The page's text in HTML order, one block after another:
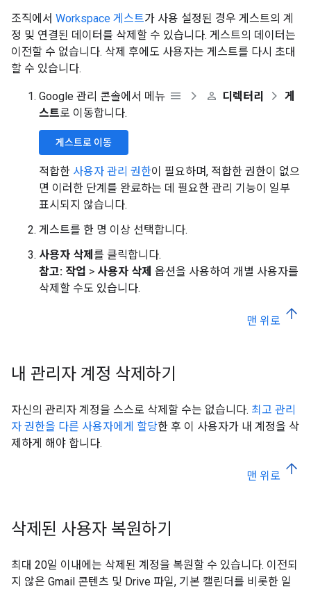
조직에서 Workspace 게스트가 사용 설정된 경우 게스트의 계
정 및 연결된 데이터를 삭제할 수 있습니다. 게스트의 데이터는
이전할 수 없습니다. 삭제 후에도 사용자는 게스트를 다시 초대
할 수 있습니다.
Google 관리 콘솔에서 메뉴 디렉터리
게
스트로 이동합니다.
게스트로 이동
적합한 사용자 관리 권한이 필요하며, 적합한 권한이 없으
면 이러한 단계를 완료하는 데 필요한 관리 기능이 일부
표시되지 않습니다.
게스트를 한 명 이상 선택합니다.
사용자 삭제 를 클릭합니다.
참고: 작업 > 사용자 삭제 옵션을 사용하여 개별 사용자를
삭제할 수도 있습니다.
맨 위로
내 관리자 계정 삭제하기
자신의 관리자 계정을 스스로 삭제할 수는 없습니다. 최고 관리
자 권한을 다른 사용자에게 할당한 후 이 사용자가 내 계정을 삭
제하게 해야 합니다.
맨 위로
삭제된 사용자 복원하기
최대 20일 이내에는 삭제된 계정을 복원할 수 있습니다. 이전되
지 않은 Gmail 콘텐츠 및 Drive 파일, 기본 캘린더를 비롯한 일